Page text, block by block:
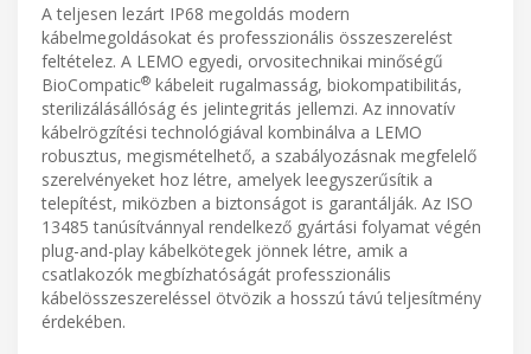
A teljesen lezárt IP68 megoldás modern
kábelmegoldásokat és professzionális összeszerelést
feltételez. A LEMO egyedi, orvositechnikai minőségű
BioCompatic® kábeleit rugalmasság, biokompatibilitás,
sterilizálásállóság és jelintegritás jellemzi. Az innovatív
kábelrögzítési technológiával kombinálva a LEMO
robusztus, megismételhető, a szabályozásnak megfelelő
szerelvényeket hoz létre, amelyek leegyszerűsítik a
telepítést, miközben a biztonságot is garantálják. Az ISO
13485 tanúsítvánnyal rendelkező gyártási folyamat végén
plug-and-play kábelkötegek jönnek létre, amik a
csatlakozók megbízhatóságát professzionális
kábelösszeszereléssel ötvözik a hosszú távú teljesítmény
érdekében.